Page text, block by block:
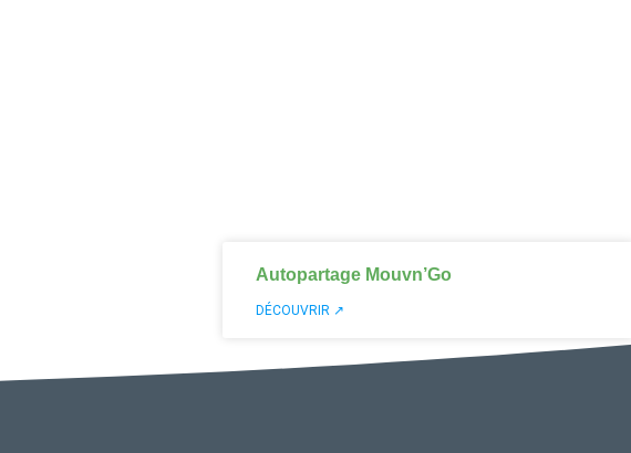
Autopartage Mouvn’Go
DÉCOUVRIR ↗